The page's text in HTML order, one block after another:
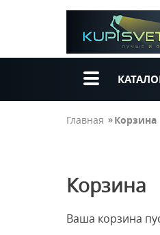
Главная Корзина
Корзина
Ваша корзина